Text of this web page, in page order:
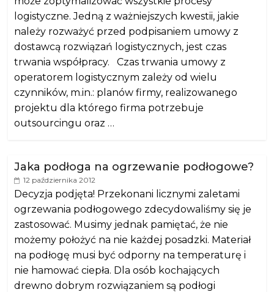
logistyczne. Jedną z ważniejszych kwestii, jakie
należy rozważyć przed podpisaniem umowy z
dostawcą rozwiązań logistycznych, jest czas
trwania współpracy. Czas trwania umowy z
operatorem logistycznym zależy od wielu
czynników, m.in.: planów firmy, realizowanego
projektu dla którego firma potrzebuje
outsourcingu oraz …
Jaka podłoga na ogrzewanie podłogowe?
12 października 2012
Decyzja podjęta! Przekonani licznymi zaletami
ogrzewania podłogowego zdecydowaliśmy się je
zastosować. Musimy jednak pamiętać, że nie
możemy położyć na nie każdej posadzki. Materiał
na podłogę musi być odporny na temperaturę i
nie hamować ciepła. Dla osób kochających
drewno dobrym rozwiązaniem są podłogi